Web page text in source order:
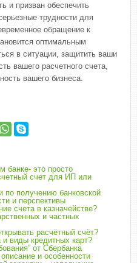
и призван обеспечить
трудности для
обращение к
оптимальным
в ситуации, защитить ваши
вашего расчетного счета,
вашего бизнеса.
банке- это просто
счет для ИП или
по получению банковской
и перспективы
счета в казначействе?
и частных
расчётный счёт?
и виды кредитных карт?
от Сбербанка
и особенности